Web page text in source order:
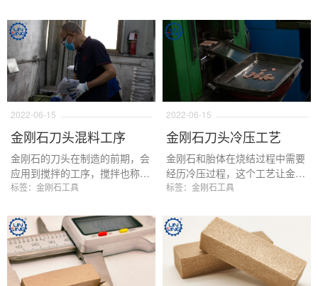
等要素，在这道工序中液相烧结
和固相烧结是最常用的加工原
理，那么好的金刚石刀头是怎样
的烧结原理呢？下面本文来进行
详细的说明。
最为重要的三个参数。本文以
350MM的锯片烧结工艺为例，
详细介绍金刚石刀头烧结工艺的
注意点。
2022-06-15
金刚石刀头混料工序
金刚石的刀头在制造的前期，会
应用到搅拌的工序，搅拌也称为
搅料，混料，制粒等等。金刚石
末，金刚石以及起到粘结作用的
人造粘结剂通过干混和湿混的方
式进行更好的混合的过程。
标签：金刚石工具
2022-06-15
金刚石刀头冷压工艺
金刚石和胎体在烧结过程中需要
经历冷压过程，这个工艺让金属
粉末结合剂和金刚石刀头能很好
需要注意的是并非代表在低温下
加压，而是对比热压而言，在20
摄氏度左右的温度下的一种加压
方式，通过压力让金刚石结块成
型的过程。
标签：金刚石工具